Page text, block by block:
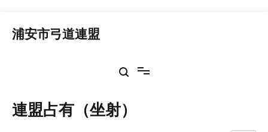
浦安市弓道連盟
連盟占有（坐射）